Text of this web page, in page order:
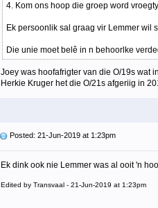
4. Kom ons hoop die groep word
Ek persoonlik sal graag vir Lemmer wil
Die unie moet belê in n behoorlke
Joey was hoofafrigter van die O/19s wat
Herkie Kruger het die O/21s afgeriig in
Posted: 21-Jun-2019 at 1:23pm
Ek dink ook nie Lemmer was al ooit 'n
Edited by Transvaal - 21-Jun-2019 at 1:23pm